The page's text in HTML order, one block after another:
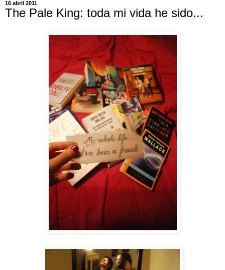
16 abril 2011
The Pale King: toda mi vida he sido...